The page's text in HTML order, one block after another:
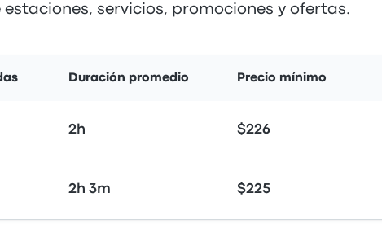
servicios, promociones y ofertas.
Duración promedio Precio mínimo
2h $226
2h 3m $225